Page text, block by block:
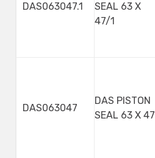
DAS063047.1
SEAL 63 X
47/1
DAS063047
DAS PISTON
SEAL 63 X 47